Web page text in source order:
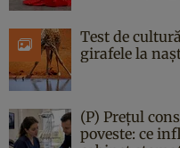
Test de
girafele la
(P) Prețul
poveste: ce